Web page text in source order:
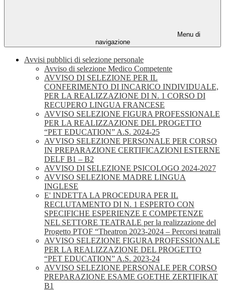
Menu di
navigazione
Avvisi pubblici di selezione personale
Avviso di selezione Medico Competente
AVVISO DI SELEZIONE PER IL
CONFERIMENTO DI INCARICO INDIVIDUALE,
PER LA REALIZZAZIONE DI N. 1 CORSO DI
RECUPERO LINGUA FRANCESE
AVVISO SELEZIONE FIGURA PROFESSIONALE
PER LA REALIZZAZIONE DEL PROGETTO
“PET EDUCATION” A.S. 2024-25
AVVISO SELEZIONE PERSONALE PER CORSO
IN PREPARAZIONE CERTIFICAZIONI ESTERNE
DELF B1 – B2
AVVISO DI SELEZIONE PSICOLOGO 2024-2027
AVVISO SELEZIONE MADRE LINGUA
INGLESE
E' INDETTA LA PROCEDURA PER IL
RECLUTAMENTO DI N. 1 ESPERTO CON
SPECIFICHE ESPERIENZE E COMPETENZE
NEL SETTORE TEATRALE per la realizzazione del
Progetto PTOF “Theatron 2023-2024 – Percorsi teatrali
AVVISO SELEZIONE FIGURA PROFESSIONALE
PER LA REALIZZAZIONE DEL PROGETTO
“PET EDUCATION” A.S. 2023-24
AVVISO SELEZIONE PERSONALE PER CORSO
PREPARAZIONE ESAME GOETHE ZERTIFIKAT
B1